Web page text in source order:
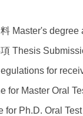
Master's
Thesis
for
for Master Oral
for Ph.D. Oral